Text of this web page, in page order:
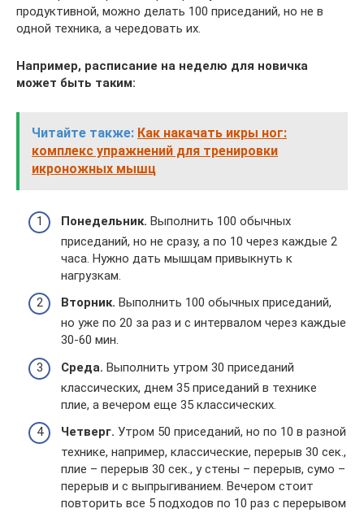
продуктивной, можно делать 100 приседаний, но не в
одной техника, а чередовать их.
Например, расписание на неделю для новичка
может быть таким:
Читайте также: Как накачать икры ног:
комплекс упражнений для тренировки
икроножных мышц
Понедельник. Выполнить 100 обычных
приседаний, но не сразу, а по 10 через каждые 2
часа. Нужно дать мышцам привыкнуть к
нагрузкам.
Вторник. Выполнить 100 обычных приседаний,
но уже по 20 за раз и с интервалом через каждые
30-60 мин.
Среда. Выполнить утром 30 приседаний
классических, днем 35 приседаний в технике
плие, а вечером еще 35 классических.
Четверг. Утром 50 приседаний, но по 10 в разной
технике, например, классические, перерыв 30 сек.,
плие – перерыв 30 сек., у стены – перерыв, сумо –
перерыв и с выпрыгиванием. Вечером стоит
повторить все 5 подходов по 10 раз с перерывом